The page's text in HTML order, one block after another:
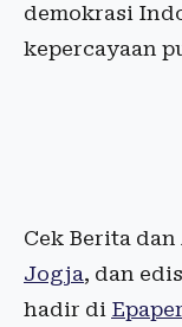
demokrasi
kepercayaan
Cek Berita
Jogja, dan
hadir di